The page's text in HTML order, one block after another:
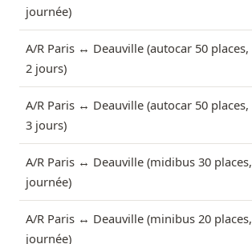
journée)
A/R Paris ↔ Deauville (autocar 50 places,
2 jours)
A/R Paris ↔ Deauville (autocar 50 places,
3 jours)
A/R Paris ↔ Deauville (midibus 30 places,
journée)
A/R Paris ↔ Deauville (minibus 20 places,
journée)